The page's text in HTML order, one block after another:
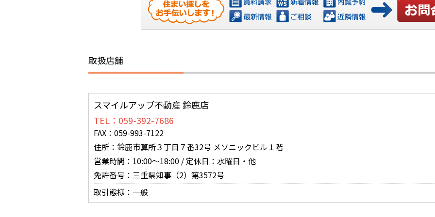
お問い合
取扱店舗
スマイルアップ不動産 鈴鹿店
TEL：059-392-7686
FAX：059-993-7122
住所：鈴鹿市算所３丁目７番32号 メソニックビル１階
営業時間：10:00～18:00 / 定休日：水曜日・他
免許番号：三重県知事（2）第3572号
取引態様：一般